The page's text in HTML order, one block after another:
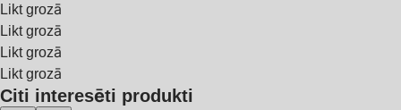
Likt grozā
Likt grozā
Likt grozā
Likt grozā
Citi interesēti produkti